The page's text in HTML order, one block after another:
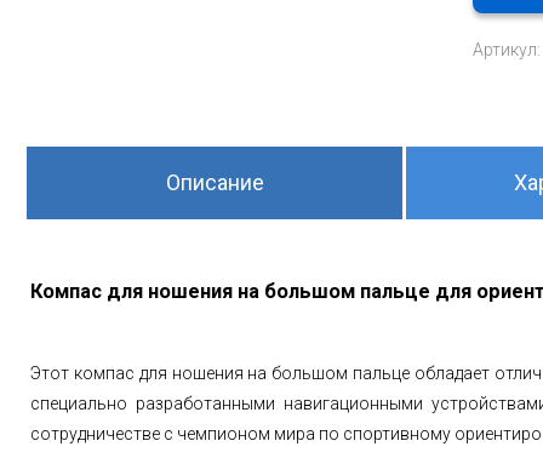
Артикул:
Описание
Компас для ношения на большом пальце для
Этот компас для ношения на большом пальце обладает
специально разработанными навигационными
сотрудничестве с чемпионом мира по спортивному